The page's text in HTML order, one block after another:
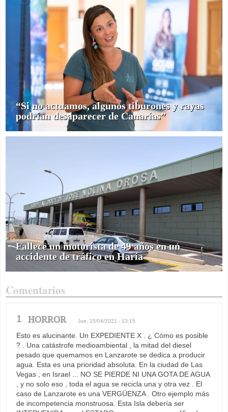
“Si no actuamos, algunos tiburones y rayas
podrían desaparecer de Canarias”
Fallece un motorista de 49 años en un
accidente de tráfico en Haría
Comentarios
1 HORROR Jue, 15/04/2021 - 13:15
Esto es alucinante. Un EXPEDIENTE X . ¿ Cómo es posible
? . Una catástrofe medioambiental , la mitad del diesel
pesado que quemamos en Lanzarote se dedica a producir
agua. Esta es una prioridad absoluta. En la ciudad de Las
Vegas , en Israel ... NO SE PIERDE NI UNA GOTA DE AGUA
, y no solo eso , toda el agua se recicla una y otra vez . El
caso de Lanzarote es una VERGÜENZA . Otro ejemplo más
de incompetencia monstruosa. Esta Isla debería ser